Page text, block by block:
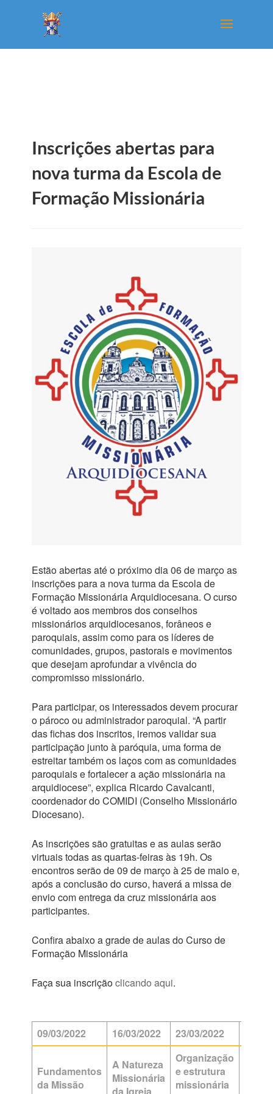
Inscrições abertas para
nova turma da Escola de
Formação Missionária
Estão abertas até o próximo dia 06 de março as
inscrições para a nova turma da Escola de
Formação Missionária Arquidiocesana. O curso
é voltado aos membros dos conselhos
missionários arquidiocesanos, forâneos e
paroquiais, assim como para os líderes de
comunidades, grupos, pastorais e movimentos
que desejam aprofundar a vivência do
compromisso missionário.
Para participar, os interessados devem procurar
o pároco ou administrador paroquial. “A partir
das fichas dos inscritos, iremos validar sua
participação junto à paróquia, uma forma de
estreitar também os laços com as comunidades
paroquiais e fortalecer a ação missionária na
arquidiocese”, explica Ricardo Cavalcanti,
coordenador do COMIDI (Conselho Missionário
Diocesano).
As inscrições são gratuitas e as aulas serão
virtuais todas as quartas-feiras às 19h. Os
encontros serão de 09 de março à 25 de maio e,
após a conclusão do curso, haverá a missa de
envio com entrega da cruz missionária aos
participantes.
Confira abaixo a grade de aulas do Curso de
Formação Missionária
Faça sua inscriçãoclicando aqui.
09/03/2022 16/03/2022 23/03/2022
Fundamentos
da Missão
A Natureza
Missionária
Organização
e estrutura
missionária